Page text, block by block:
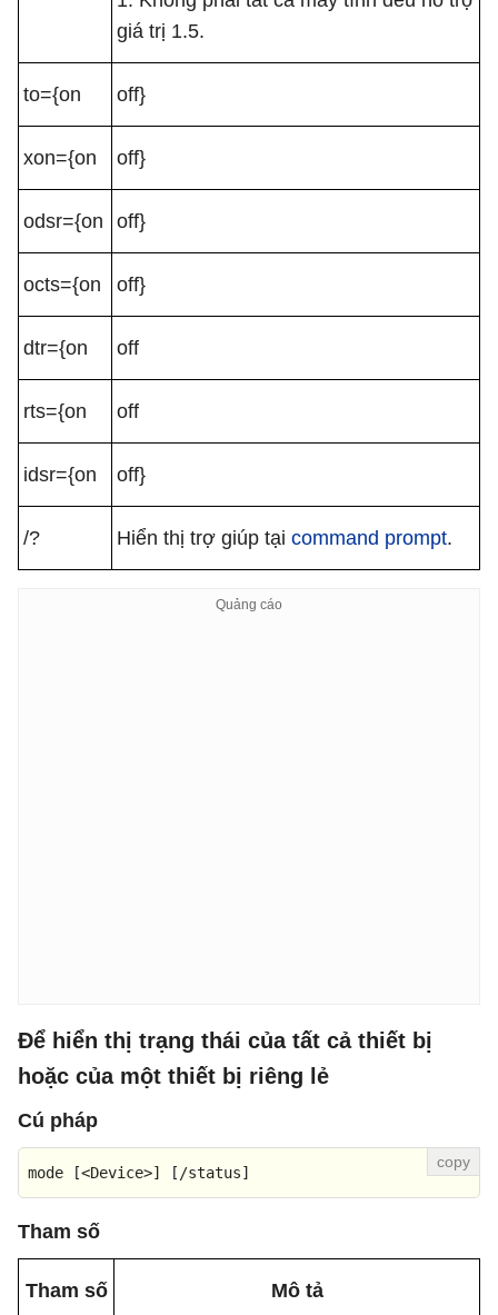
giá trị 1.5.
to={on off}
xon={on off}
odsr={on off}
octs={on off}
dtr={on off
rts={on off
idsr={on off}
/? Hiển thị trợ giúp tại command prompt.
Để hiển thị trạng thái của tất cả thiết bị
hoặc của một thiết bị riêng lẻ
Cú pháp
mode [<Device>] [/status]
Tham số
Tham số Mô tả